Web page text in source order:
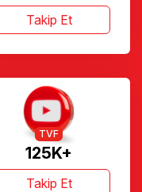
Takip Et
125K+
TVF
Takip Et